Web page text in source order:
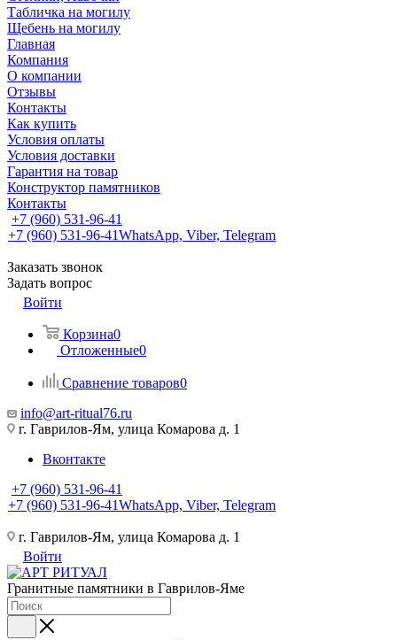
Табличка на могилу
Щебень на могилу
Главная
Компания
О компании
Отзывы
Контакты
Как купить
Условия оплаты
Условия доставки
Гарантия на товар
Конструктор памятников
Контакты
+7 (960) 531-96-41
+7 (960) 531-96-41WhatsApp, Viber, Telegram
Заказать звонок
Задать вопрос
Войти
Корзина0
Отложенные0
Сравнение товаров0
info@art-ritual76.ru
г. Гаврилов-Ям, улица Комарова д. 1
Вконтакте
+7 (960) 531-96-41
+7 (960) 531-96-41WhatsApp, Viber, Telegram
г. Гаврилов-Ям, улица Комарова д. 1
Войти
Гранитные памятники в Гаврилов-Яме